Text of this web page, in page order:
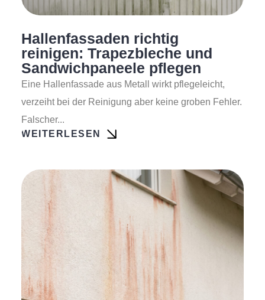
Hallenfassaden richtig
reinigen: Trapezbleche und
Sandwichpaneele pflegen
Eine Hallenfassade aus Metall wirkt pflegeleicht,
verzeiht bei der Reinigung aber keine groben Fehler.
Falscher...
WEITERLESEN